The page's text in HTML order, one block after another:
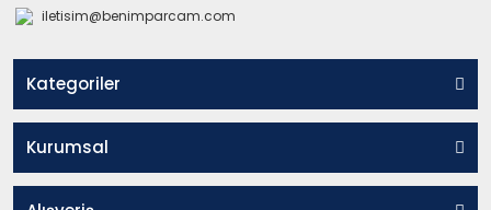
iletisim@benimparcam.com
Kategoriler
Kurumsal